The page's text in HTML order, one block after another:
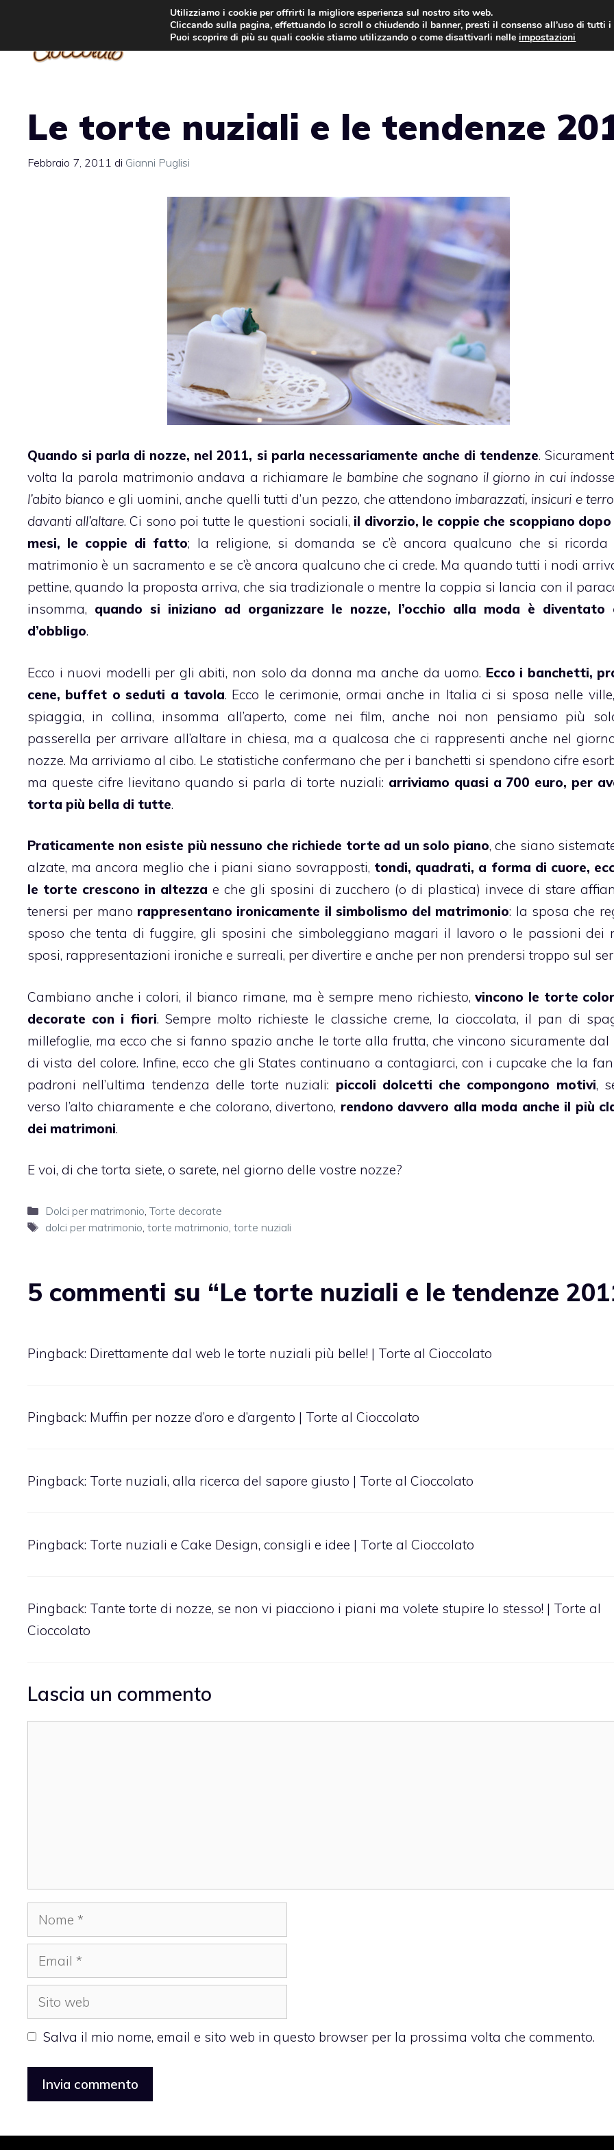
contenuto
TORTE AL CIOCCOLATO TORTE CLASSICHE
Le torte nuziali e le tendenze
Febbraio 7, 2011 di Gianni Puglisi
Quando si parla di nozze, nel 2011, si parla necessariamente anche di tendenze.
volta la parola matrimonio andava a richiamare le bambine che sognano il giorno in cui
l’abito bianco e gli uomini, anche quelli tutti d’un pezzo, che attendono imbarazzati, insicuri e
davanti all’altare. Ci sono poi tutte le questioni sociali, il divorzio, le coppie che scoppiano
mesi, le coppie di fatto; la religione, si domanda se c’è ancora qualcuno che si
matrimonio è un sacramento e se c’è ancora qualcuno che ci crede. Ma quando tutti i nodi
pettine, quando la proposta arriva, che sia tradizionale o mentre la coppia si lancia con il
insomma, quando si iniziano ad organizzare le nozze, l’occhio alla moda è diventato
d’obbligo.
Ecco i nuovi modelli per gliabiti, non solo da donna ma anche da uomo. Ecco i banchetti,
cene, buffet o seduti a tavola. Ecco le cerimonie, ormai anche in Italia ci si sposa nelle
spiaggia, in collina, insomma all’aperto, come nei film, anche noi non pensiamo più
passerella per arrivare all’altare in chiesa, ma a qualcosa che ci rappresenti anche nel
nozze. Ma arriviamo al cibo. Le statistiche confermano che per i banchetti si spendono cifre
ma queste cifre lievitano quando si parla ditorte nuziali: arriviamo quasi a 700 euro, per
torta più bella di tutte.
Praticamente non esiste più nessuno che richiede torte ad un solo piano, che siano
alzate, ma ancora meglio che i piani siano sovrapposti, tondi, quadrati, a forma di cuore,
le torte crescono in altezza e che gli sposini di zucchero (o di plastica) invece di stare
tenersi per mano rappresentano ironicamente il simbolismo del matrimonio: la sposa che
sposo che tenta di fuggire, gli sposini che simboleggiano magari il lavoro o le passioni dei
sposi, rappresentazioni ironiche e surreali, per divertire e anche per non prendersi troppo sul
Cambiano anche i colori, il bianco rimane, ma è sempre meno richiesto,vincono le torte
decorate con i fiori. Sempre molto richieste le classiche creme, la cioccolata, il pan di
millefoglie, ma ecco che si fanno spazio anche le torte alla frutta, che vincono sicuramente
di vista del colore. Infine, ecco che gli States continuano a contagiarci, con i cupcake che la
padroni nell’ultima tendenza delle torte nuziali: piccoli dolcetti che compongono motivi,
verso l’alto chiaramente e che colorano, divertono, rendono davvero alla moda anche il più
dei matrimoni.
E voi, di che torta siete, o sarete, nel giorno delle vostre nozze?
Categorie
Dolci per matrimonio,Torte decorate
Tag
dolci per matrimonio, torte matrimonio, torte nuziali
5 commenti su “Le torte nuziali e le tendenze
Pingback: Direttamente dal web le torte nuziali più belle! | Torte al Cioccolato
Pingback: Muffin per nozze d’oro e d’argento | Torte al Cioccolato
Pingback: Torte nuziali, alla ricerca del sapore giusto | Torte al Cioccolato
Pingback: Torte nuziali e Cake Design, consigli e idee | Torte al Cioccolato
Pingback: Tante torte di nozze, se non vi piacciono i piani ma volete stupire lo stesso! | Torte al
Cioccolato
Lascia un commento
Nome
Email
Sito
web
Salva il mio nome, email e sito web in questo browser per la prossima volta che commento.
Utilizziamo i cookie per offrirti la migliore esperienza sul nostro sito web.
Cliccando sulla pagina, effettuando lo scroll o chiudendo il banner, presti il consenso all’uso di tutti
Puoi scoprire di più su quali cookie stiamo utilizzando o come disattivarli nelleimpostazioni